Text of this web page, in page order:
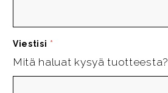
Viestisi *
Mitä haluat kysyä tuotteesta?